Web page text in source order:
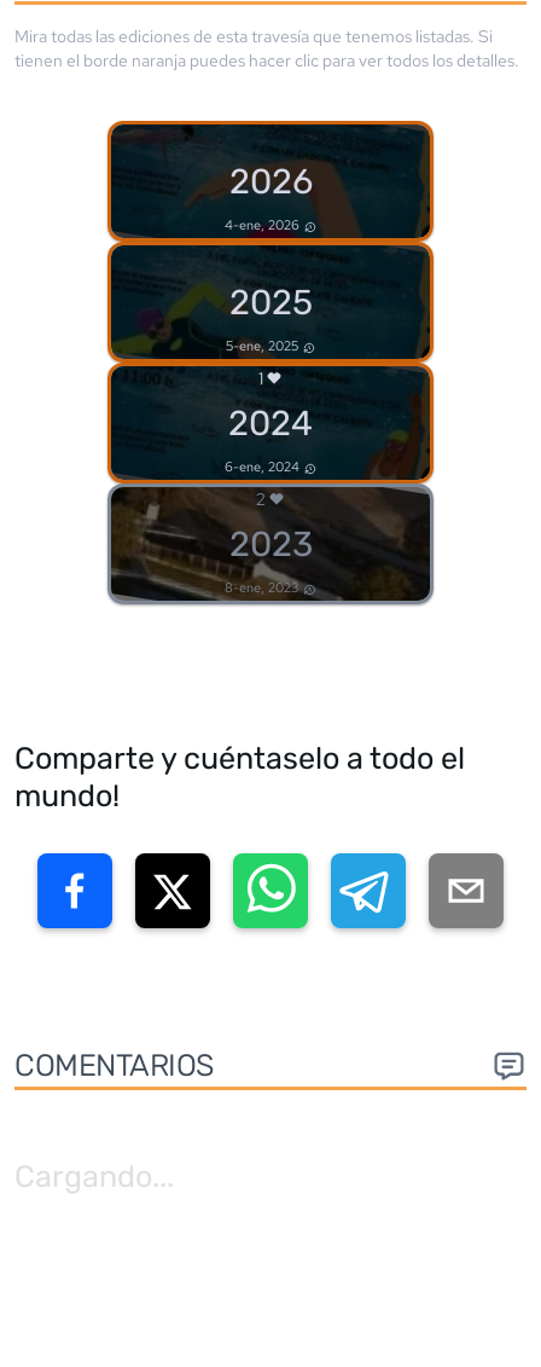
Mira todas las ediciones de esta travesía que tenemos listadas. Si
tienen el borde naranja puedes hacer clic para ver todos los detalles.
2026
4-ene, 2026
2025
5-ene, 2025
1
2024
6-ene, 2024
2
2023
8-ene, 2023
Comparte y cuéntaselo a todo el
mundo!
COMENTARIOS
Cargando...